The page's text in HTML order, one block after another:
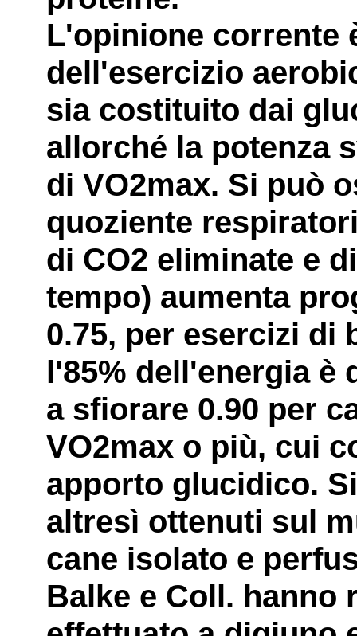
L'opinione corrente
dell'esercizio
sia costituito dai
allorché la potenza
di VO2max. Si può
quoziente
di CO2 eliminate e
tempo) aumenta
0.75, per esercizi di
l'85% dell'energia è
a sfiorare 0.90 per
VO2max o più, cui
apporto glucidico.
altresì ottenuti sul
cane isolato e
Balke e Coll. hanno